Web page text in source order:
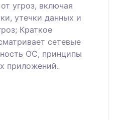
угроз, включая
утечки данных и
Краткое
сетевые
ОС, принципы
приложений.